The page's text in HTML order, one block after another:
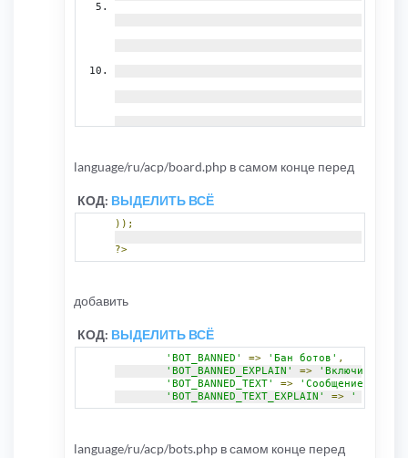
language/ru/acp/board.php в самом конце перед
КОД: ВЫДЕЛИТЬ ВСЁ
));
?>
добавить
КОД: ВЫДЕЛИТЬ ВСЁ
'BOT_BANNED' => 'Бан ботов' ,
'BOT_BANNED_EXPLAIN'
=>
'Включить бан
'BOT_BANNED_TEXT'
=>
'Сообщение для
'BOT_BANNED_TEXT_EXPLAIN'
=> ' Если
language/ru/acp/bots.php в самом конце перед